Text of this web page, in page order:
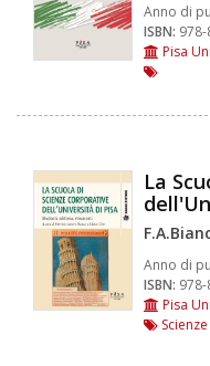
Anno di
ISBN:
Pisa
La
Anno di
ISBN:
Pisa